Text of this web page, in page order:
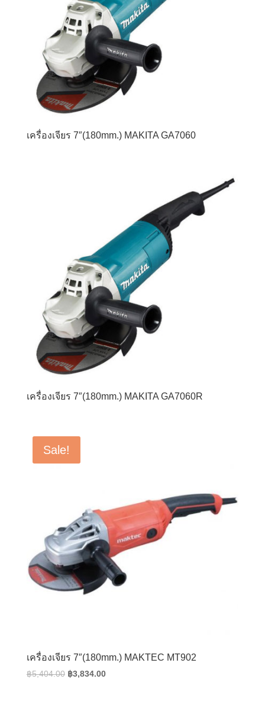
เครื่องเจียร 7″(180mm.) MAKITA GA7060
เครื่องเจียร 7″(180mm.) MAKITA GA7060R
Sale!
เครื่องเจียร 7″(180mm.) MAKTEC MT902
฿5,404.00 Original
฿3,834.00Current